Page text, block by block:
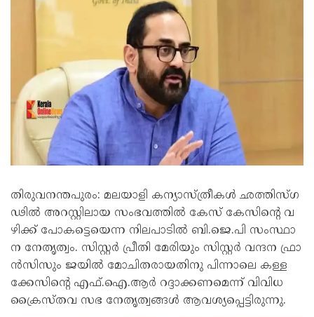
തി​രു​വ​ന​ന്ത​പു​രം: മ​ല​യാ​ളി ക​ന്യാ​സ്ത്രീ​ക​ൾ ഛത്തി​സ്​​ഗ​
ഢി​ൽ അ​റ​സ്റ്റി​ലാ​യ സം​ഭ​വ​ത്തി​ൽ കേ​സ്​ ​കേ​സി​ന്‍റെ വ​
ഴി​ക്ക്​ പോ​ക​ട്ടെ​യെ​ന്ന നി​ല​പാ​ടി​ൽ ബി.​ജെ.​പി സം​സ്ഥാ​
ന നേ​തൃ​ത്വം. സി​സ്റ്റ​ർ പ്രീ​തി മേ​രി​യും സി​സ്റ്റ​ർ വ​ന്ദ​ന ഫ്രാ​
ൻ​സി​സും ജ​യി​ൽ മോ​ചി​ത​രാ​യ​തി​നു പി​ന്നാ​ലെ ക​ള്ള​
ക്കേ​സി​ന്‍റെ എ​ഫ്.​ഐ.​ആ​ർ​ റ​ദ്ദാ​ക്ക​ണ​മെ​ന്ന്​ വി​വി​ധ
ക്രൈ​സ്ത​വ സ​ഭ നേ​തൃ​ത്വ​ങ്ങ​ൾ ആ​വ​ശ്യ​പ്പെ​ട്ടി​രു​ന്നു.